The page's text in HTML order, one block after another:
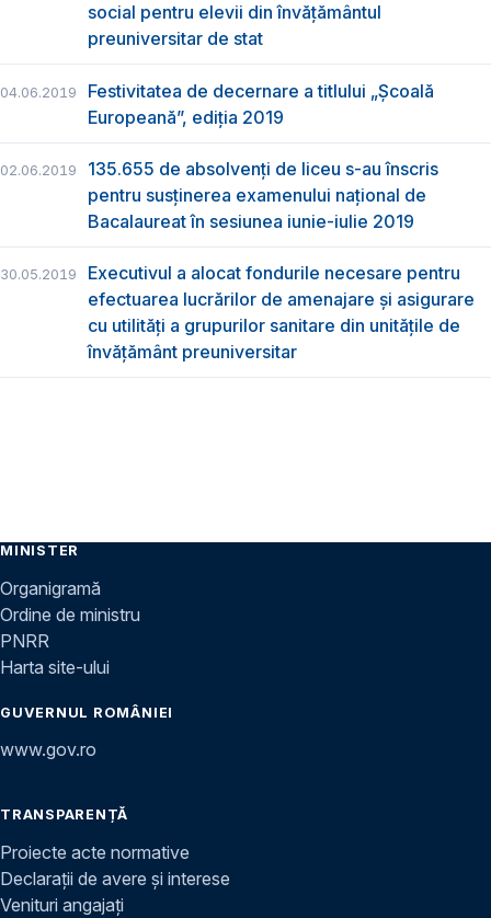
social pentru elevii din învățământul
preuniversitar de stat
04.06.2019
Festivitatea de decernare a titlului „Şcoală
Europeană”, ediția 2019
02.06.2019
135.655 de absolvenţi de liceu s-au înscris
pentru susţinerea examenului naţional de
Bacalaureat în sesiunea iunie-iulie 2019
30.05.2019
Executivul a alocat fondurile necesare pentru
efectuarea lucrărilor de amenajare și asigurare
cu utilități a grupurilor sanitare din unitățile de
învățământ preuniversitar
MINISTER
Organigramă
Ordine de ministru
PNRR
Harta site-ului
GUVERNUL ROMÂNIEI
www.gov.ro
TRANSPARENȚĂ
Proiecte acte normative
Declarații de avere și interese
Venituri angajați